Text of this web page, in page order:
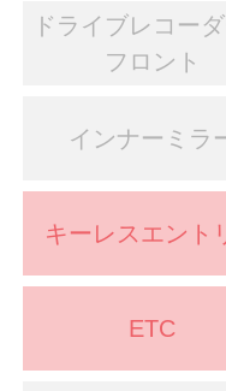
ドライブレコーダ
フロント
インナーミラ
キーレスエント
ETC